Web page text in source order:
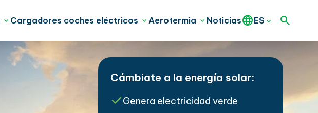
Cargadores coches eléctricos Aerotermia Noticias ES
Cámbiate a la energía solar:
Genera electricidad verde